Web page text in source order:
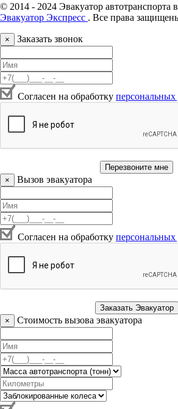
© 2014 - 2024 Эвакуатор автотранспорта
Эвакуатор Экспресс . Все права
× Заказать звонок
Согласен на обработку
× Вызов эвакуатора
Согласен на обработку
× Стоимость вызова эвакуатора